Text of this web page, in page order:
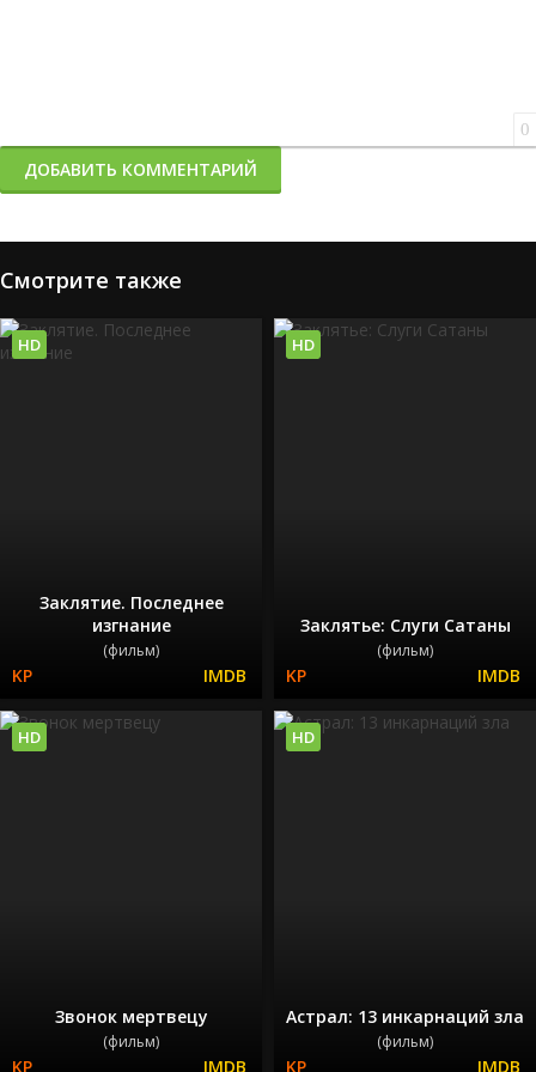
0
ДОБАВИТЬ КОММЕНТАРИЙ
Смотрите также
Заклятие. Последнее
изгнание
(фильм)
HD
Заклятье: Слуги Сатаны
(фильм)
HD
Звонок мертвецу
(фильм)
HD
Астрал: 13 инкарнаций зла
(фильм)
HD